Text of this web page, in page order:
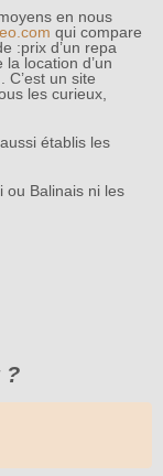
en nous
qui compare
:prix d’un repa
la location d’un
C’est un site
les curieux,
établis les
ou Balinais ni les
?